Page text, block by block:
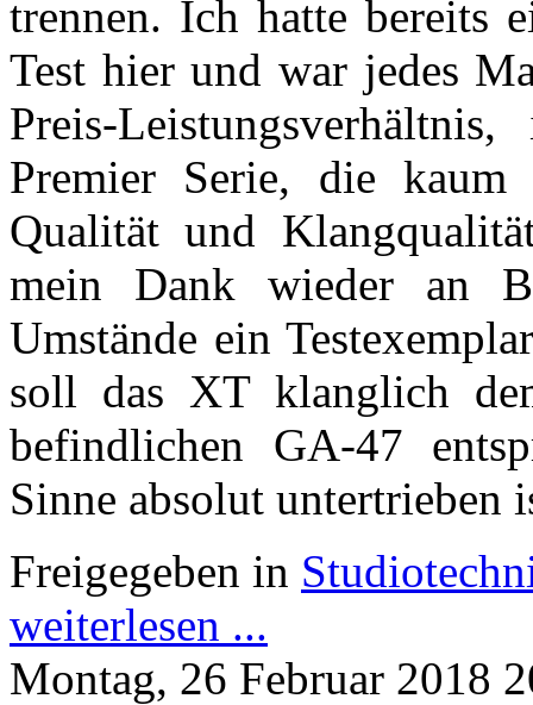
trennen. Ich hatte bereits
Test hier und war jedes
Preis-
Premier Serie, die kaum
Qualität und
mein Dank wieder an
Umstände ein
soll das XT klanglich
befindlichen GA-47
Sinne absolut untertrieben
Freigegeben in
weiterlesen ...
Montag, 26 Februar 2018